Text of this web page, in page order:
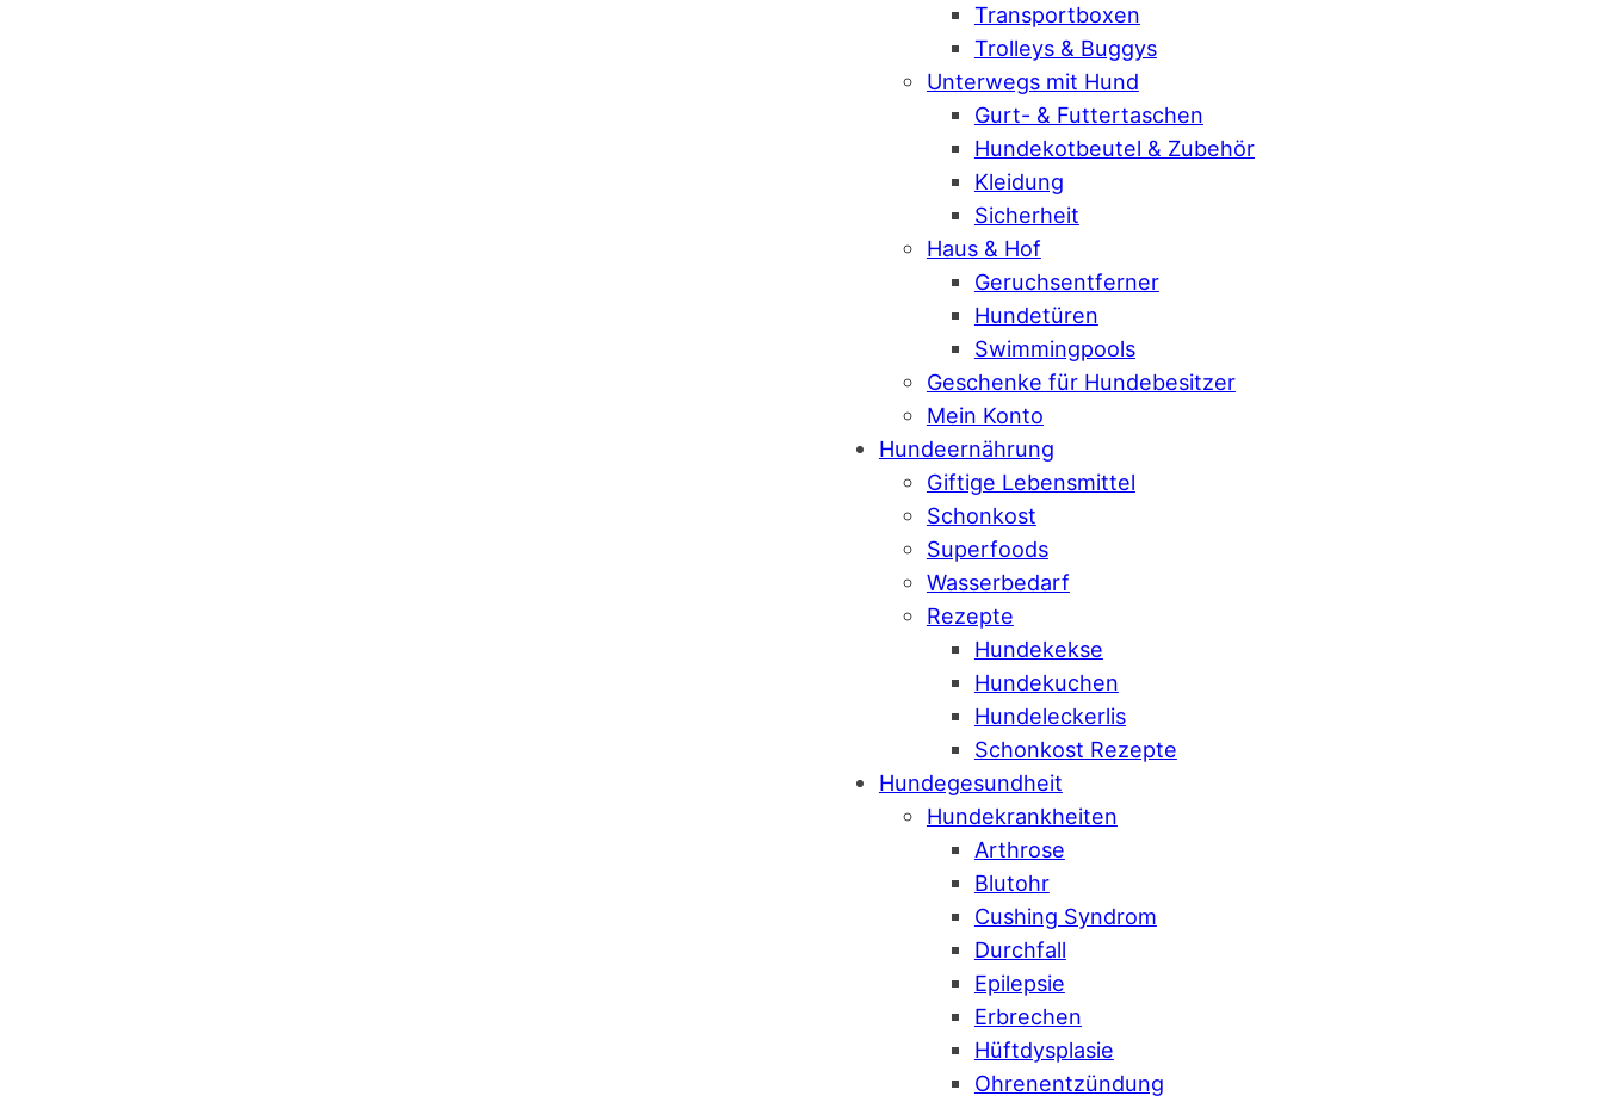
Transportboxen
Trolleys & Buggys
Unterwegs mit Hund
Gurt- & Futtertaschen
Hundekotbeutel & Zubehör
Kleidung
Sicherheit
Haus & Hof
Geruchsentferner
Hundetüren
Swimmingpools
Geschenke für Hundebesitzer
Mein Konto
Hundeernährung
Giftige Lebensmittel
Schonkost
Superfoods
Wasserbedarf
Rezepte
Hundekekse
Hundekuchen
Hundeleckerlis
Schonkost Rezepte
Hundegesundheit
Hundekrankheiten
Arthrose
Blutohr
Cushing Syndrom
Durchfall
Epilepsie
Erbrechen
Hüftdysplasie
Ohrenentzündung